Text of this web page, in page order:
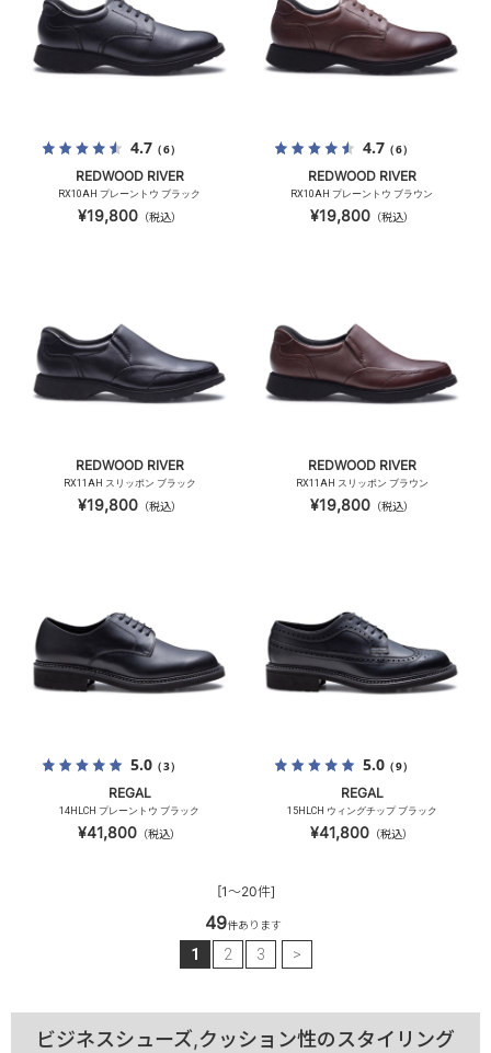
4.7（6）
REDWOOD RIVER
RX10AH プレーントウ ブラック
¥19,800（税込）
4.7（6）
REDWOOD RIVER
RX10AH プレーントウ ブラウン
¥19,800（税込）
REDWOOD RIVER
RX11AH スリッポン ブラック
¥19,800（税込）
REDWOOD RIVER
RX11AH スリッポン ブラウン
¥19,800（税込）
5.0（3）
REGAL
14HLCH プレーントウ ブラック
¥41,800 （税込）
5.0（9）
REGAL
15HLCH ウィングチップ ブラック
¥41,800 （税込）
[1～20件]
49件あります
1 2 3 >
ビジネスシューズ,クッション性のスタイリング